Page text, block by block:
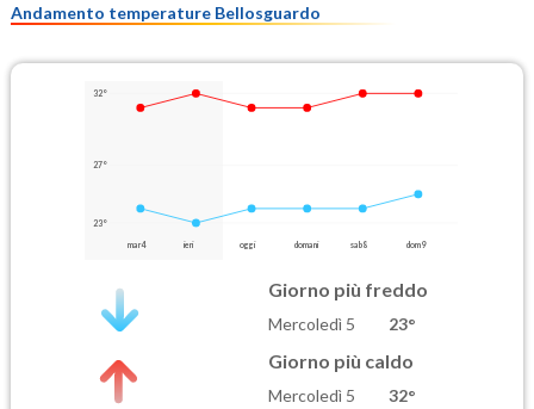
Andamento temperature Bellosguardo
32°
27°
23°
mar 4 ieri oggi domani sab 8 dom 9
Giorno più freddo
Mercoledì 5 23°
Giorno più caldo
Mercoledì 5 32°